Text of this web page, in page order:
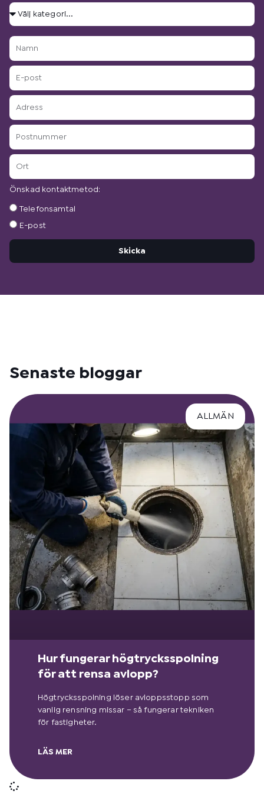
Välj
Namn
E-
post
Adress
Postnummer
Ort
Önskad kontaktmetod:
Önskad
Telefonsamtal
E-post
Skicka
Senaste bloggar
ALLMÄN
Hur fungerar högtrycksspolning
för att rensa avlopp?
Högtrycksspolning löser avloppsstopp som
vanlig rensning missar – så fungerar tekniken
för fastigheter.
LÄS MER